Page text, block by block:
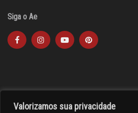
Valorizamos sua privacidade
Siga o Ae